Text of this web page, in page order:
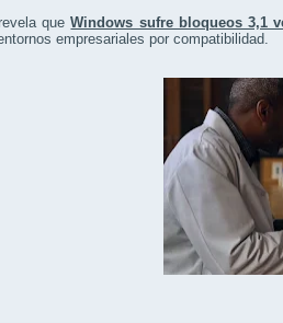
queWindows sufre bloqueos 3,1
empresariales por compatibilidad.